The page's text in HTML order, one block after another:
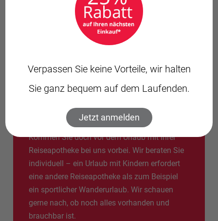
Reiseapotheke checken
lassen
Kommen Sie doch vor dem Urlaub mit Ihrer
Reiseapotheke bei uns vorbei. Wir beraten Sie
individuell – ein Urlaub mit Kindern erfordert
eine andere Reiseapotheke als zum Beispiel
ein sportlicher Wanderurlaub. Wir schauen
gerne nach, ob noch alles vorhanden und
brauchbar ist.
Verpassen Sie keine Vorteile, wir halten
Sie ganz bequem auf dem Laufenden.
Jetzt anmelden